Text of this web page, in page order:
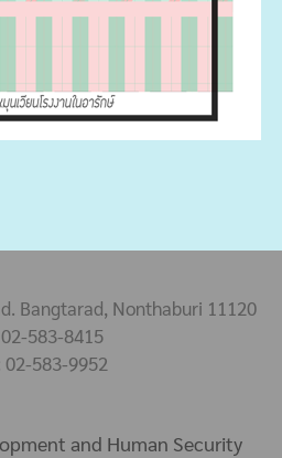
Bangtarad, Nonthaburi 11120
583-8415
02-583-9952
and Human Security